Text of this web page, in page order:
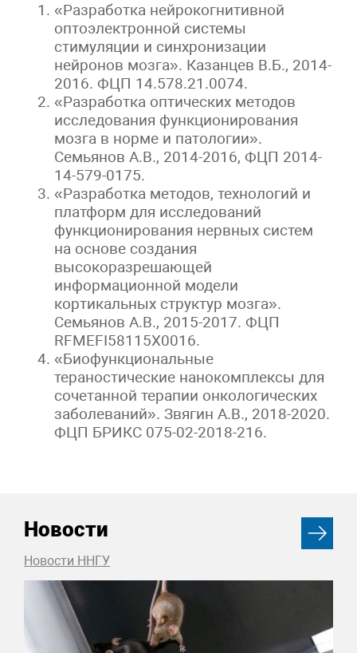
«Разработка нейрокогнитивной
оптоэлектронной системы
стимуляции и синхронизации
нейронов мозга». Казанцев В.Б., 2014-
2016. ФЦП 14.578.21.0074.
«Разработка оптических методов
исследования функционирования
мозга в норме и патологии».
Семьянов А.В., 2014-2016, ФЦП 2014-
14-579-0175.
«Разработка методов, технологий и
платформ для исследований
функционирования нервных систем
на основе создания
высокоразрешающей
информационной модели
кортикальных структур мозга».
Семьянов А.В., 2015-2017. ФЦП
RFMEFI58115X0016.
«Биофункциональные
тераностические нанокомплексы для
сочетанной терапии онкологических
заболеваний». Звягин А.В., 2018-2020.
ФЦП БРИКС 075-02-2018-216.
Новости
Новости ННГУ